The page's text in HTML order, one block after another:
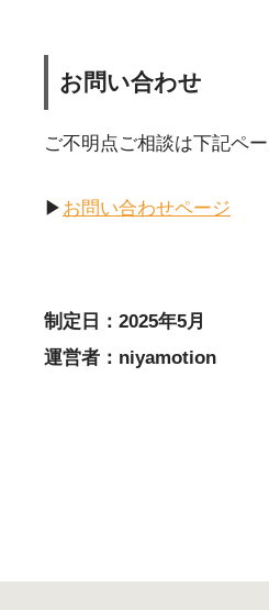
お問い合わせ
ご不明点ご相談は下記ペ
▶ お問い合わせページ
制定日：2025年5月
運営者：niyamotion